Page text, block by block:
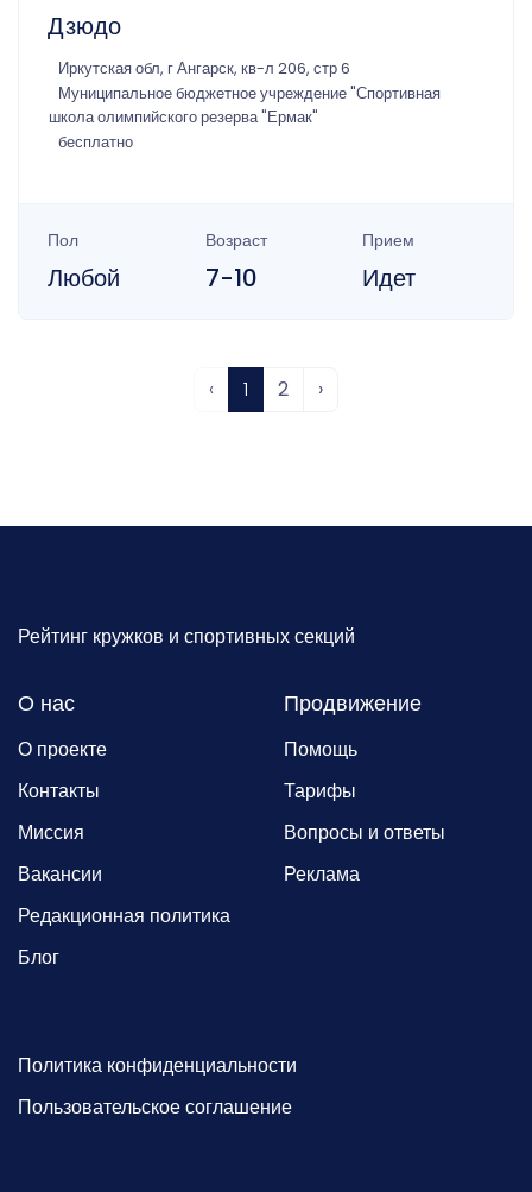
Дзюдо
Иркутская обл, г Ангарск, кв-л 206, стр 6
Муниципальное бюджетное учреждение "Спортивная
школа олимпийского резерва "Ермак"
бесплатно
Пол
Любой
Возраст
7-10
Прием
Идет
‹ 1 2 ›
Рейтинг кружков и спортивных секций
О нас
О проекте
Контакты
Миссия
Вакансии
Редакционная политика
Блог
Продвижение
Помощь
Тарифы
Вопросы и ответы
Реклама
Политика конфиденциальности
Пользовательское соглашение